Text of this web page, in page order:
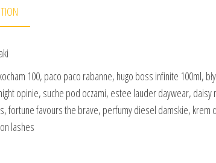
100, paco paco rabanne, hugo boss infinite 100ml,
opinie, suche pod oczami, estee lauder daywear,
fortune favours the brave, perfumy diesel damskie, krem
lashes